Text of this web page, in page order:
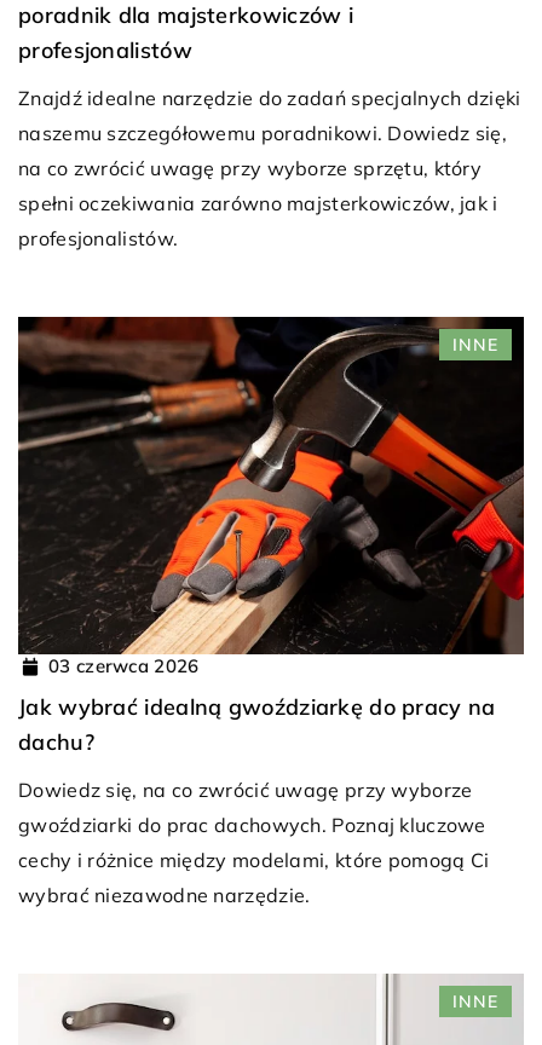
poradnik dla majsterkowiczów i
profesjonalistów
Znajdź idealne narzędzie do zadań specjalnych dzięki
naszemu szczegółowemu poradnikowi. Dowiedz się,
na co zwrócić uwagę przy wyborze sprzętu, który
spełni oczekiwania zarówno majsterkowiczów, jak i
profesjonalistów.
INNE
03 czerwca 2026
Jak wybrać idealną gwoździarkę do pracy na
dachu?
Dowiedz się, na co zwrócić uwagę przy wyborze
gwoździarki do prac dachowych. Poznaj kluczowe
cechy i różnice między modelami, które pomogą Ci
wybrać niezawodne narzędzie.
INNE